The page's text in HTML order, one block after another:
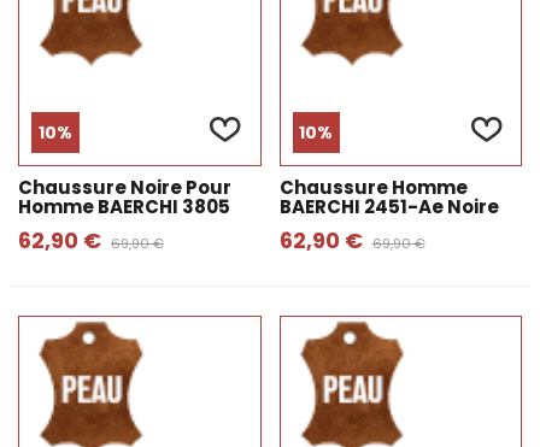
10%
Chaussure Noire Pour
Homme BAERCHI 3805
62,90 € 69,90 €
10%
Chaussure Homme
BAERCHI 2451-Ae Noire
62,90 € 69,90 €